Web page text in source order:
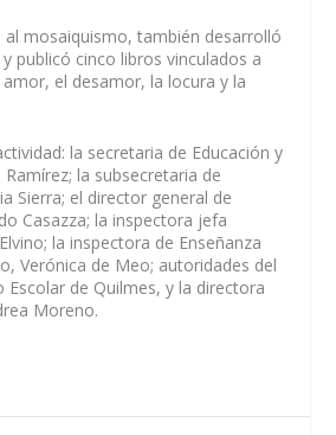
al mosaiquismo, también desarrolló
publicó cinco libros vinculados a
el desamor, la locura y la
la secretaria de Educación y
Ramírez; la subsecretaria de
Sierra; el director general de
Casazza; la inspectora jefa
la inspectora de Enseñanza
Verónica de Meo; autoridades del
Escolar de Quilmes, y la directora
Moreno.